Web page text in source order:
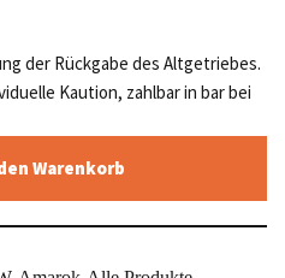
der Rückgabe des Altgetriebes.
Kaution, zahlbar in bar bei
Warenkorb